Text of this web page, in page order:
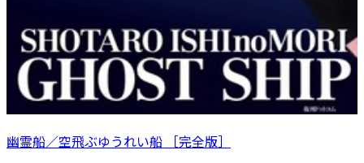
幽霊船／空飛ぶゆうれい船 ［完全版］